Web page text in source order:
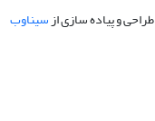
طراحی و پیاده سازی ازسیناوب